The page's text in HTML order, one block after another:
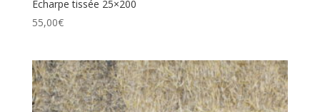
Echarpe tissée 25×200
55,00€